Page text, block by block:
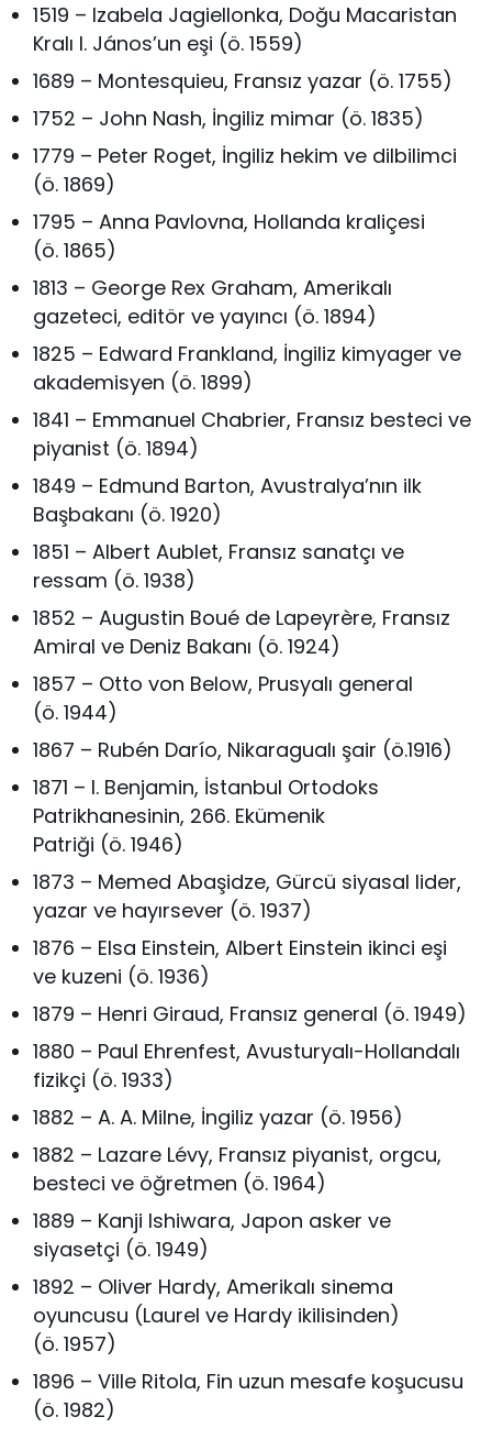
1519 – Izabela Jagiellonka, Doğu Macaristan
Kralı I. János’un eşi (ö. 1559)
1689 – Montesquieu, Fransız yazar (ö. 1755)
1752 – John Nash, İngiliz mimar (ö. 1835)
1779 – Peter Roget, İngiliz hekim ve dilbilimci
(ö. 1869)
1795 – Anna Pavlovna, Hollanda kraliçesi
(ö. 1865)
1813 – George Rex Graham, Amerikalı
gazeteci, editör ve yayıncı (ö. 1894)
1825 – Edward Frankland, İngiliz kimyager ve
akademisyen (ö. 1899)
1841 – Emmanuel Chabrier, Fransız besteci ve
piyanist (ö. 1894)
1849 – Edmund Barton, Avustralya’nın ilk
Başbakanı (ö. 1920)
1851 – Albert Aublet, Fransız sanatçı ve
ressam (ö. 1938)
1852 – Augustin Boué de Lapeyrère, Fransız
Amiral ve Deniz Bakanı (ö. 1924)
1857 – Otto von Below, Prusyalı general
(ö. 1944)
1867 – Rubén Darío, Nikaragualı şair (ö.1916)
1871 – I. Benjamin, İstanbul Ortodoks
Patrikhanesinin, 266. Ekümenik
Patriği (ö. 1946)
1873 – Memed Abaşidze, Gürcü siyasal lider,
yazar ve hayırsever (ö. 1937)
1876 – Elsa Einstein, Albert Einstein ikinci eşi
ve kuzeni (ö. 1936)
1879 – Henri Giraud, Fransız general (ö. 1949)
1880 – Paul Ehrenfest, Avusturyalı-Hollandalı
fizikçi (ö. 1933)
1882 – A. A. Milne, İngiliz yazar (ö. 1956)
1882 – Lazare Lévy, Fransız piyanist, orgcu,
besteci ve öğretmen (ö. 1964)
1889 – Kanji Ishiwara, Japon asker ve
siyasetçi (ö. 1949)
1892 – Oliver Hardy, Amerikalı sinema
oyuncusu (Laurel ve Hardy ikilisinden)
(ö. 1957)
1896 – Ville Ritola, Fin uzun mesafe koşucusu
(ö. 1982)